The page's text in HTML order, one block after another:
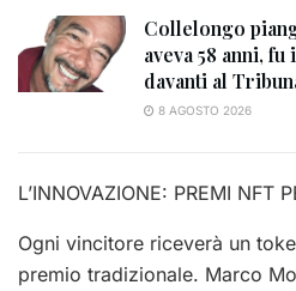
Collelongo
aveva 58 anni,
davanti al
8 AGOSTO 2026
L’INNOVAZIONE: PREMI NFT
Ogni vincitore riceverà un
premio tradizionale. Marco